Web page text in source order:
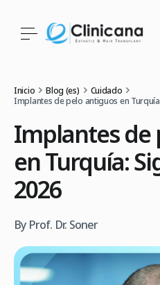
Inicio Blog (es)
Cuidado
Implantes de pelo antiguos en
Implantes de
en Turquía:
2026
By Prof. Dr. Soner